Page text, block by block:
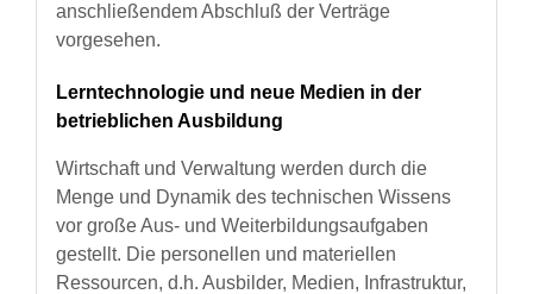
anschließendem Abschluß der Verträge
vorgesehen.
Lerntechnologie und neue Medien in der
betrieblichen Ausbildung
Wirtschaft und Verwaltung werden durch die
Menge und Dynamik des technischen Wissens
vor große Aus- und Weiterbildungsaufgaben
gestellt. Die personellen und materiellen
Ressourcen, d.h. Ausbilder, Medien, Infrastruktur,